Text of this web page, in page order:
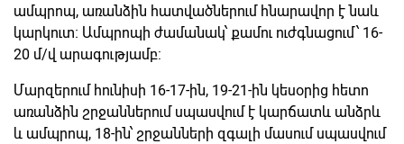
ամպրոպ, առանձին հատվածներում հնարավոր է նաև
կարկուտ։ Ամպրոպի ժամանակ՝ քամու ուժգնացում՝ 16-
20 մ/վ արագությամբ:
Մարզերում հունիսի 16-17-ին, 19-21-ին կեսօրից հետո
առանձին շրջաններում սպասվում է կարճատև անձրև
և ամպրոպ, 18-ին՝ շրջանների զգալի մասում սպասվում